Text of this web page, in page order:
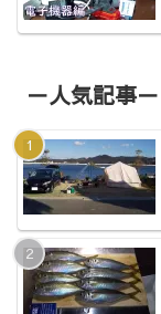
－人気記事－